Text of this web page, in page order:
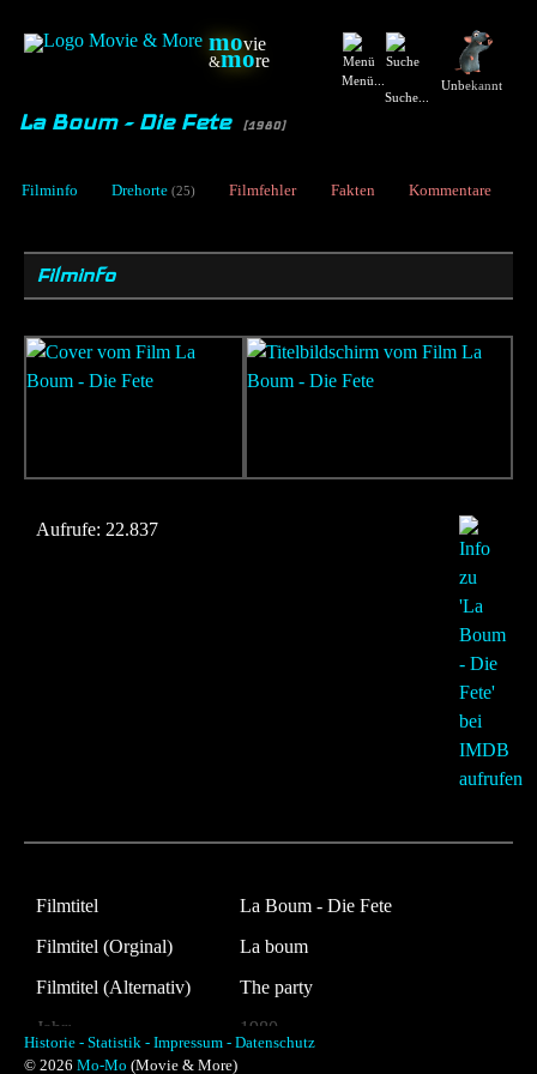
movie
&more
Menü...
Suche...
Unbekannt
La Boum - Die Fete [1980]
Filminfo Drehorte (25) Filmfehler Fakten Kommentare
Filminfo
Aufrufe: 22.837
Filmtitel
La Boum - Die Fete
Filmtitel (Orginal)
La boum
Filmtitel (Alternativ)
The party
Jahr:
1980
Land:
Historie - Statistik - Impressum - Datenschutz
© 2026 Mo-Mo (Movie & More)